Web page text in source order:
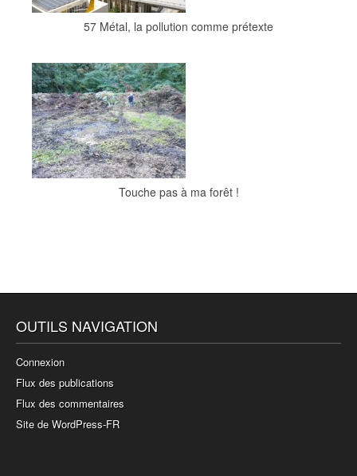
57 Métal, la pollution comme prétexte
Touche pas à ma forêt !
OUTILS NAVIGATION
Connexion
Flux des publications
Flux des commentaires
Site de WordPress-FR